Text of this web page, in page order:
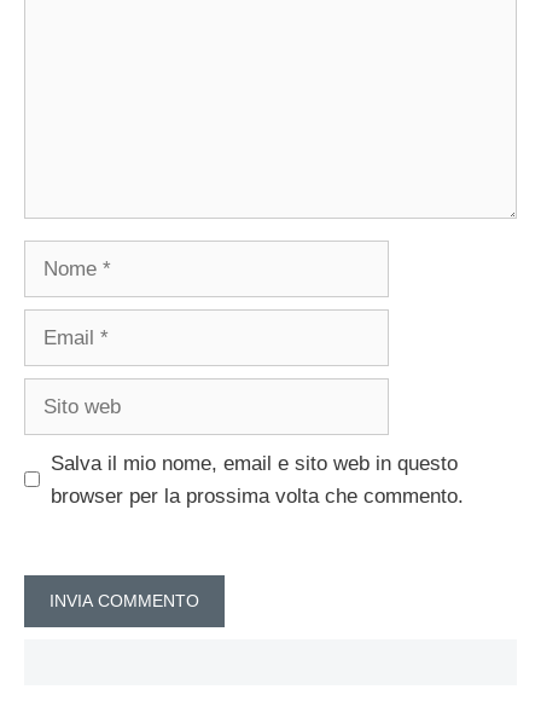
Nome
Email
Sito
Salva il mio nome, email e sito web in questo
browser per la prossima volta che commento.